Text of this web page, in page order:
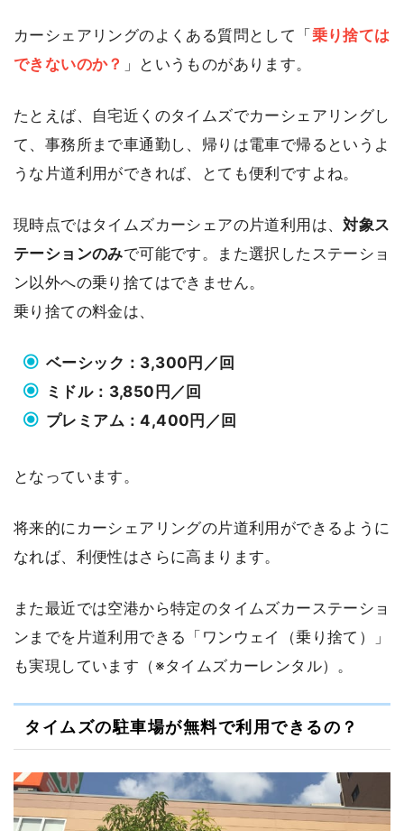
カーシェアリングのよくある質問として「乗り捨ては
できないのか？ 」というものがあります。
たとえば、自宅近くのタイムズでカーシェアリングし
て、事務所まで車通勤し、帰りは電車で帰るというよ
うな片道利用ができれば、とても便利ですよね。
現時点ではタイムズカーシェアの片道利用は、対象ス
テーションのみで可能です。また選択したステーショ
ン以外への乗り捨てはできません。
乗り捨ての料金は、
ベーシック：3,300円／回
ミドル：3,850円／回
プレミアム：4,400円／回
となっています。
将来的にカーシェアリングの片道利用ができるように
なれば、利便性はさらに高まります。
また最近では空港から特定のタイムズカーステーショ
ンまでを片道利用できる「ワンウェイ（乗り捨て）」
も実現しています（※タイムズカーレンタル）。
タイムズの駐車場が無料で利用できるの？